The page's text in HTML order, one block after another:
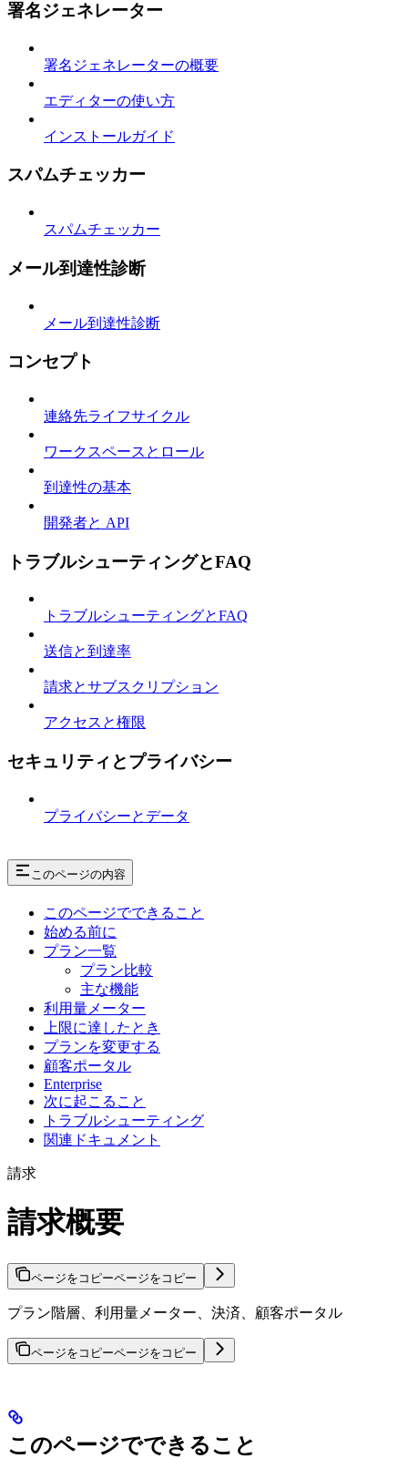
署名ジェネレーター
署名ジェネレーターの概要
エディターの使い方
インストールガイド
スパムチェッカー
スパムチェッカー
メール到達性診断
メール到達性診断
コンセプト
連絡先ライフサイクル
ワークスペースとロール
到達性の基本
開発者と API
トラブルシューティングとFAQ
トラブルシューティングとFAQ
送信と到達率
請求とサブスクリプション
アクセスと権限
セキュリティとプライバシー
プライバシーとデータ
このページの内容
このページでできること
始める前に
プラン一覧
プラン比較
主な機能
利用量メーター
上限に達したとき
プランを変更する
顧客ポータル
Enterprise
次に起こること
トラブルシューティング
関連ドキュメント
請求
請求概要
ページをコピーページをコピー
プラン階層、利用量メーター、決済、顧客ポータル
ページをコピーページをコピー
このページでできること